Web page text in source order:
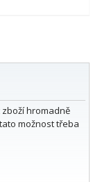
hromadně
možnost třeba